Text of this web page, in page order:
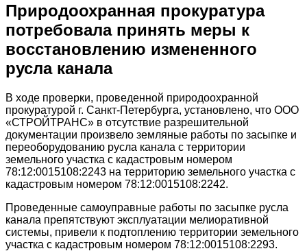
Природоохранная прокуратура
потребовала принять меры к
восстановлению измененного
русла канала
В ходе проверки, проведенной природоохранной
прокуратурой г. Санкт-Петербурга, установлено, что ООО
«СТРОЙТРАНС» в отсутствие разрешительной
документации произвело земляные работы по засыпке и
переоборудованию русла канала с территории
земельного участка с кадастровым номером
78:12:0015108:2243 на территорию земельного участка с
кадастровым номером 78:12:0015108:2242.
Проведенные самоуправные работы по засыпке русла
канала препятствуют эксплуатации мелиоративной
системы, привели к подтоплению территории земельного
участка с кадастровым номером 78:12:0015108:2293.